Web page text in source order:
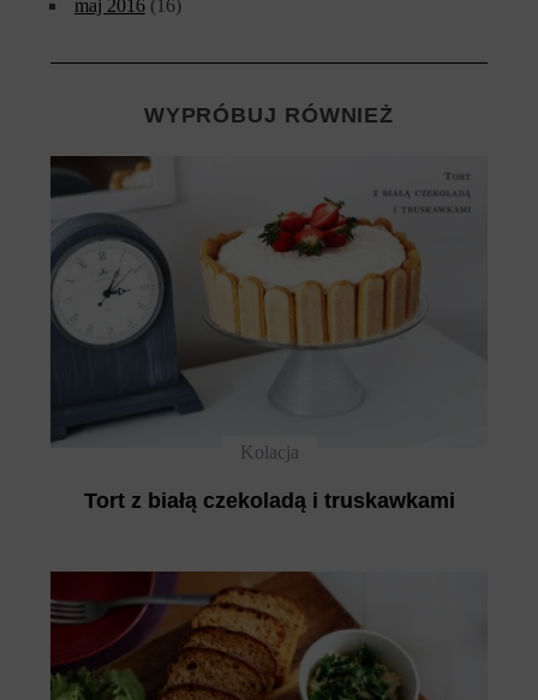
maj 2016(16)
WYPRÓBUJ RÓWNIEŻ
Kolacja
Tort z białą czekoladą i truskawkami